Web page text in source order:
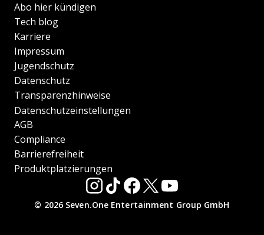
Abo hier kündigen
Tech blog
Karriere
Impressum
Jugendschutz
Datenschutz
Transparenzhinweise
Datenschutzeinstellungen
AGB
Compliance
Barrierefreiheit
Produktplatzierungen
© 2026 Seven.One Entertainment Group GmbH